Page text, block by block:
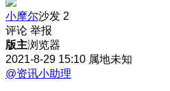
小摩尔沙发 2
评论 举报
版主浏览器
2021-8-29 15:10 属地未知
@资讯小助理